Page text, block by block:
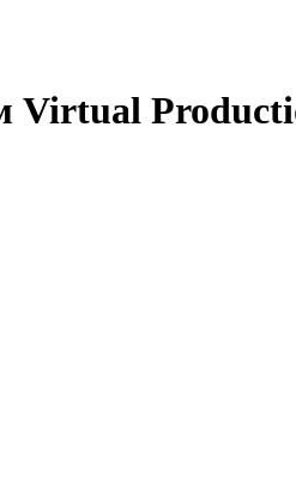
Virtual